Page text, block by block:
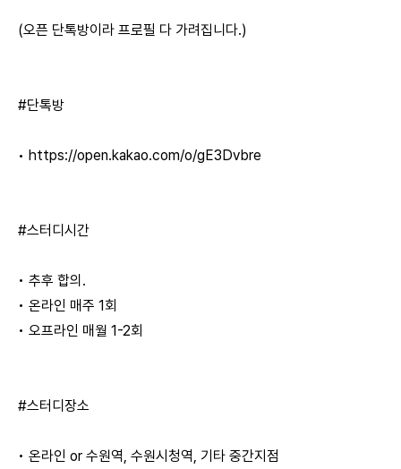
(오픈 단톡방이라 프로필 다 가려집니다.)
#단톡방
• https://open.kakao.com/o/gE3Dvbre
#스터디시간
• 추후 합의.
• 온라인 매주 1회
• 오프라인 매월 1-2회
#스터디장소
• 온라인 or 수원역, 수원시청역, 기타 중간지점